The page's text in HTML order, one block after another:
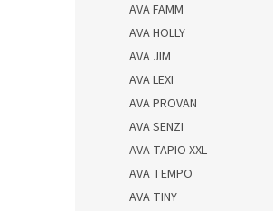
AVA FAMM
AVA HOLLY
AVA JIM
AVA LEXI
AVA PROVAN
AVA SENZI
AVA TAPIO XXL
AVA TEMPO
AVA TINY